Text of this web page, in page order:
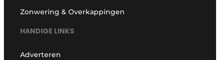
Zonwering & Overkappingen
HANDIGE LINKS
Adverteren